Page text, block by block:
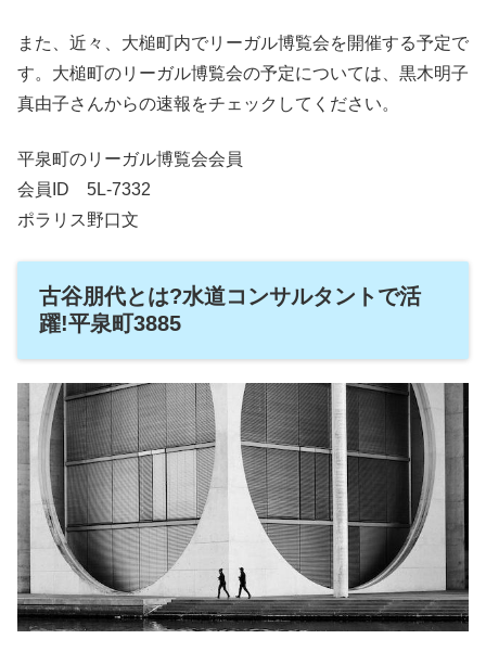
また、近々、大槌町内でリーガル博覧会を開催する予定で
す。大槌町のリーガル博覧会の予定については、黒木明子
真由子さんからの速報をチェックしてください。
平泉町のリーガル博覧会会員
会員ID 5L-7332
ポラリス野口文
古谷朋代とは?水道コンサルタントで活
躍!平泉町3885